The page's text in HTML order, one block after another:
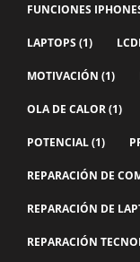
FUNCIONES
LAPTOPS (1)
MOTIVACIÓN (1)
OLA DE CALOR(1)
POTENCIAL(1)
REPARACIÓN DE
REPARACIÓN DE
REPARACIÓN